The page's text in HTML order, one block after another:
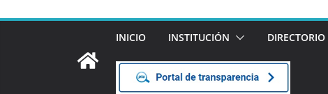
INICIO INSTITUCIÓN DIRECTORIO